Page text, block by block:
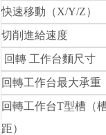
快速移動（X/Y/Z）
切削進給速度
回轉 工作台麵尺寸
回轉工作台最大承重
回轉工作台T型槽（
距）